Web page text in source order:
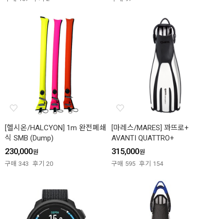
[헬시온/HALCYON] 1m 완전폐쇄
식 SMB (Dump)
230,000원
구매 343 후기 20
[마레스/MARES] 꽈뜨로+
AVANTI QUATTRO+
315,000원
구매 595 후기 154